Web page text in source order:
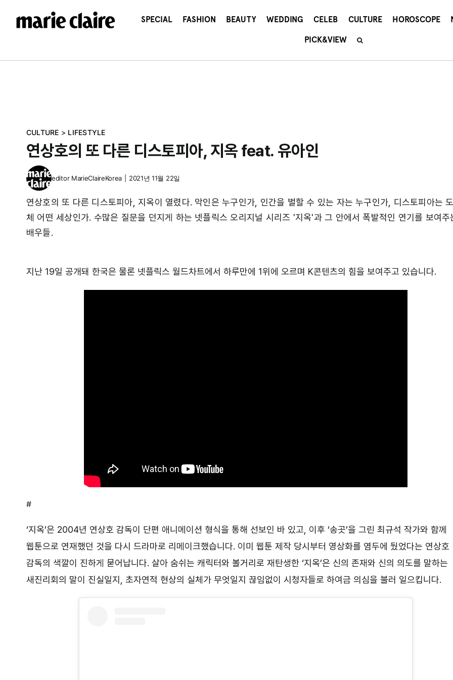
건
SPECIAL FASHION BEAUTY WEDDING CELEB CULTURE HOROSCOPE
PICK&VIEW
CULTURE > LIFESTYLE
연상호의 또 다른 디스토피아, 지옥 feat. 유아인
editor MarieClaireKorea 2021년 11월 22일
연상호의 또 다른 디스토피아, 지옥이 열렸다. 악인은 누구인가, 인간을 벌할 수 있는 자는 누구인가, 디스토피아는
체 어떤 세상인가. 수많은 질문을 던지게 하는 넷플릭스 오리지널 시리즈 '지옥'과 그 안에서 폭발적인 연기를 보여주
배우들.
지난 19일 공개돼 한국은 물론 넷플릭스 월드차트에서 하루만에 1위에 오르며 K콘텐츠의 힘을 보여주고 있습니다.
#
‘지옥’은 2004년 연상호 감독이 단편 애니메이션 형식을 통해 선보인 바 있고, 이후 ‘송곳’을 그린 최규석 작가와 함께
웹툰으로 연재했던 것을 다시 드라마로 리메이크했습니다. 이미 웹툰 제작 당시부터 영상화를 염두에 뒀었다는 연상호
감독의 색깔이 진하게 묻어납니다. 살아 숨쉬는 캐릭터와 볼거리로 재탄생한 ‘지옥’은 신의 존재와 신의 의도를 말하는
새진리회의 말이 진실일지, 초자연적 현상의 실체가 무엇일지 끊임없이 시청자들로 하여금 의심을 불러 일으킵니다.